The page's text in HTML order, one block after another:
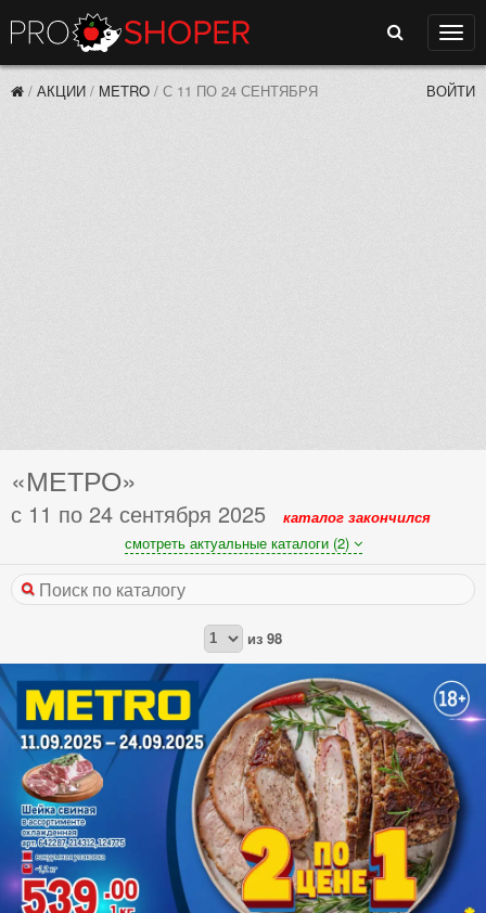
Поиск
/ АКЦИИ / METRO / С 11 ПО 24 СЕНТЯБРЯ ВОЙТИ
«МЕТРО»
с 11 по 24 сентября 2025
каталог закончился
смотреть актуальные каталоги (2)
из 98